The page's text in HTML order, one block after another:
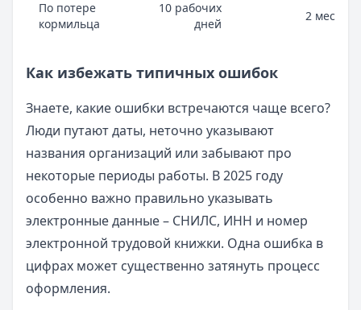
По потере
кормильца
10 рабочих
дней
2 месяца
Как избежать типичных ошибок
Знаете, какие ошибки встречаются чаще всего?
Люди путают даты, неточно указывают
названия организаций или забывают про
некоторые периоды работы. В 2025 году
особенно важно правильно указывать
электронные данные – СНИЛС, ИНН и номер
электронной трудовой книжки. Одна ошибка в
цифрах может существенно затянуть процесс
оформления.